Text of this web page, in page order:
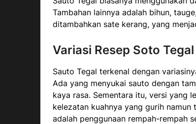
Tambahan lainnya adalah bihun,
ditambahkan sate kerang, yang
Variasi Resep Soto Tegal
Sauto Tegal terkenal dengan
Ada yang menyukai sauto dengan
kaya rasa. Sementara itu, versi yang
kelezatan kuahnya yang gurih
adalah penggunaan rempah-rempah